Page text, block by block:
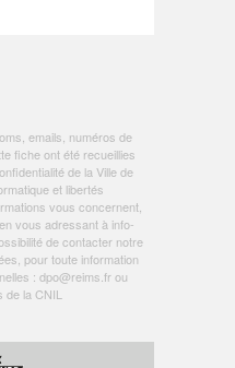
emails, numéros de
fiche ont été recueillies
de la Ville de
et libertés
vous concernent,
vous adressant à info-
de contacter notre
pour toute information
: dpo@reims.frou
la CNIL